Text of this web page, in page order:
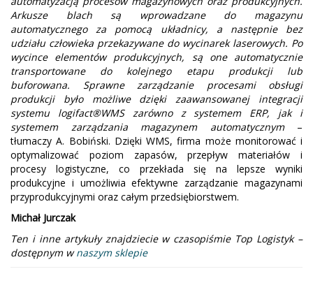
Arkusze blach są wprowadzane do magazynu
automatycznego za pomocą układnicy, a następnie bez
udziału człowieka przekazywane do wycinarek laserowych. Po
wycince elementów produkcyjnych, są one automatycznie
transportowane do kolejnego etapu produkcji lub
buforowana. Sprawne zarządzanie procesami obsługi
produkcji było możliwe dzięki zaawansowanej integracji
systemu logifact®WMS zarówno z systemem ERP, jak i
systemem zarządzania magazynem automatycznym–
tłumaczy A. Bobiński. Dzięki WMS, firma może monitorować i
optymalizować poziom zapasów, przepływ materiałów i
procesy logistyczne, co przekłada się na lepsze wyniki
produkcyjne i umożliwia efektywne zarządzanie magazynami
przyprodukcyjnymi oraz całym przedsiębiorstwem.
Michał Jurczak
Ten i inne artykuły znajdziecie w czasopiśmie Top Logistyk –
dostępnym wnaszym sklepie